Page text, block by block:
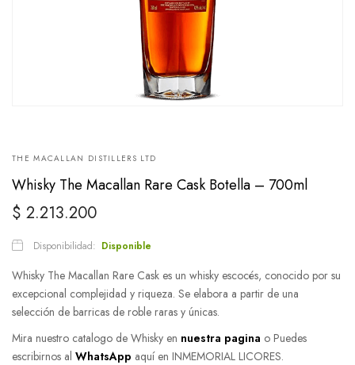
THE MACALLAN DISTILLERS LTD
Whisky The Macallan Rare Cask Botella – 700ml
$ 2.213.200
Disponibilidad: Disponible
Whisky The Macallan Rare Cask es un whisky escocés, conocido por su
excepcional complejidad y riqueza. Se elabora a partir de una
selección de barricas de roble raras y únicas.
Mira nuestro catalogo de Whisky en nuestra pagina o Puedes
escribirnos al WhatsApp aquí en INMEMORIAL LICORES.